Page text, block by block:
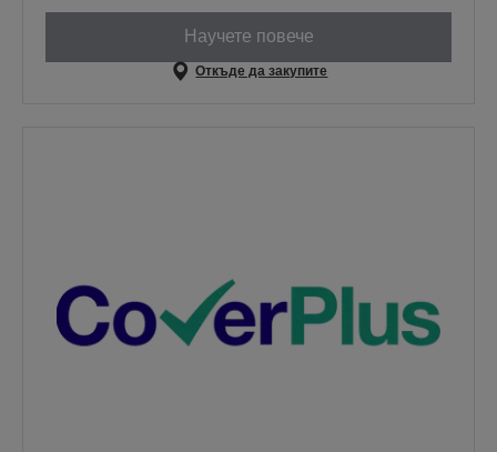
Научете повече
Откъде да закупите